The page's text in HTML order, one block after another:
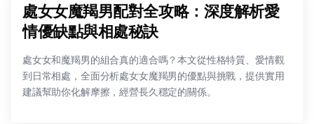
處女女魔羯男配對全攻略：深度解析愛
情優缺點與相處秘訣
處女女和魔羯男的組合真的適合嗎？本文從性格特質、愛情觀
到日常相處，全面分析處女女魔羯男的優點與挑戰，提供實用
建議幫助你化解摩擦，經營長久穩定的關係。